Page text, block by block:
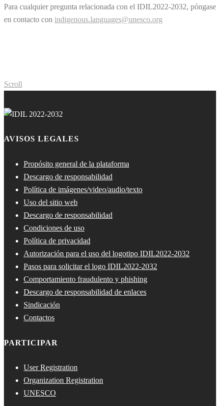
Para cualquier pregunta relacionada con el IDIL2022-2032, póngase
en contacto con indigenous.languages@unesco.org
Scroll
AVISOS LEGALES
Propósito general de la plataforma
Descargo de responsabilidad
Política de imágenes/video/audio/texto
Uso del sitio web
Descargo de responsabilidad
Condiciones de uso
Política de privacidad
Autorización para el uso del logotipo IDIL2022-2032
Pasos para solicitar el logo IDIL2022-2032
Comportamiento fraudulento y phishing
Descargo de responsabilidad de enlaces
Sindicación
Contactos
PARTICIPAR
User Registration
Organization Registration
UNESCO